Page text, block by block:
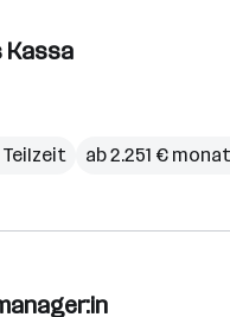
Kassa
ab 2.251 €